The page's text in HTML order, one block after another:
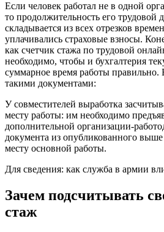
Если человек работал не в одной
то продолжительность его трудовой
складывается из всех отрезков
уплачивались страховые взносы.
как счетчик стажа по трудовой
необходимо, чтобы и бухгалтерия
суммарное время работы правильно.
такими документами:
У совместителей выработка
месту работы: им необходимо
дополнительной организации-
документа из опубликованного
месту основной работы.
Для сведения: как служба в армии
Зачем подсчитывать
стаж